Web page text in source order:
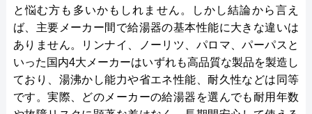
と悩む方も多いかもしれません。しかし結論から言え
ば、主要メーカー間で給湯器の基本性能に大きな違いは
ありません。リンナイ、ノーリツ、パロマ、パーパスと
いった国内4大メーカーはいずれも高品質な製品を製造し
ており、湯沸かし能力や省エネ性能、耐久性などは同等
です。実際、どのメーカーの給湯器を選んでも耐用年数